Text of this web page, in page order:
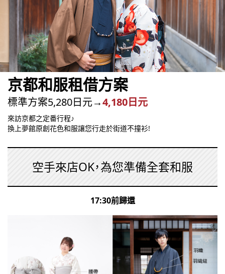
京都和服租借方案
標準方案5,280日元→4,180日元
來訪京都之定番行程♪
換上夢館原創花色和服讓您行走於街道不撞衫!
空手來店OK，為您準備全套和服
17:30前歸還